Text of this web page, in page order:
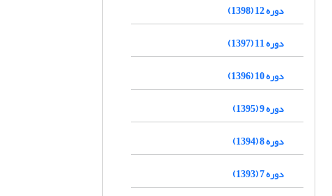
دوره 12 (1398)
دوره 11 (1397)
دوره 10 (1396)
دوره 9 (1395)
دوره 8 (1394)
دوره 7 (1393)